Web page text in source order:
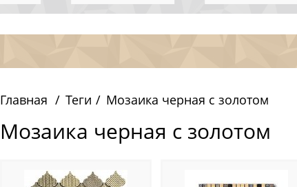
Главная Теги Мозаика черная с золотом
Мозаика черная с золотом